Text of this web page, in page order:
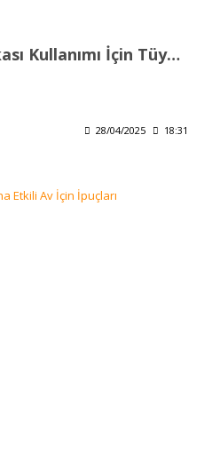
Kıyıdan Kalamar Zokası Kullanımı İçin Tüyolar
28/04/2025 18:31